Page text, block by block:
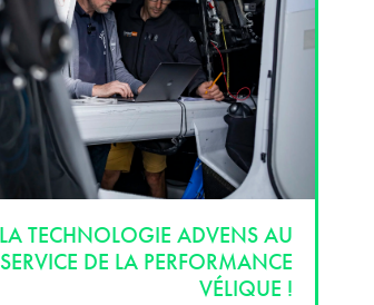
LA TECHNOLOGIE ADVENS AU
SERVICE DE LA PERFORMANCE
VÉLIQUE !